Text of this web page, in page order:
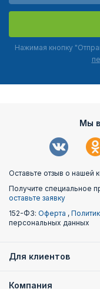
Нажимая кнопку
Мы
Оставьте отзыв о нашей
Получите специальное
оставьте заявку
152-ФЗ: Оферта ,
персональных данных
Для клиентов
Компания